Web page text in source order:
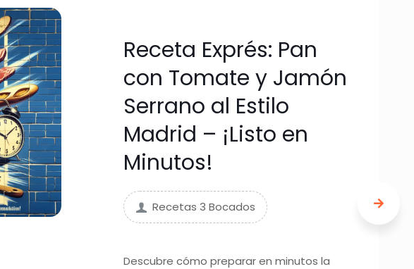
Receta Exprés: Pan
con Tomate y Jamón
Serrano al Estilo
Madrid – ¡Listo en
Minutos!
Recetas 3 Bocados
Descubre cómo preparar en minutos la